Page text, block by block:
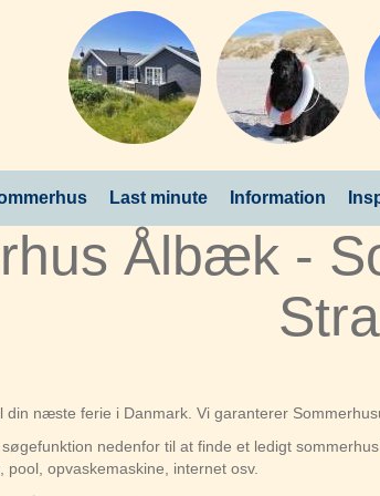
Last minute Information
Ålbæk -
din næste ferie i Danmark. Vi garanterer
nedenfor til at finde et ledigt
pool, opvaskemaskine, internet osv.